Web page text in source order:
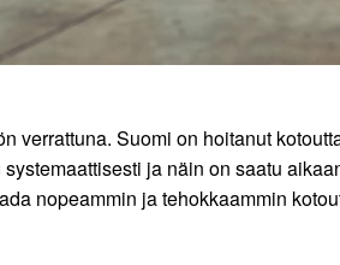
verrattuna. Suomi on hoitanut
ja näin on saatu
nopeammin ja tehokkaammin